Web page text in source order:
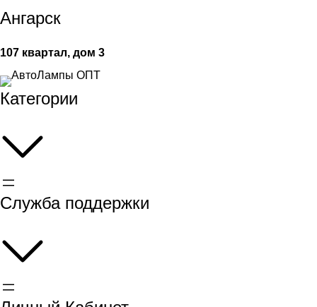
Ангарск
107 квартал, дом 3
Категории
Служба поддержки